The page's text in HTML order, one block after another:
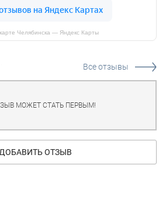
Челябинска — Яндекс Карты
Все отзывы
МОЖЕТ СТАТЬ ПЕРВЫМ!
ДОБАВИТЬ ОТЗЫВ